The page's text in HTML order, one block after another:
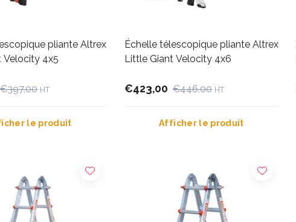
pliante Altrex
Velocity 4x5
€397,00 HT
le produit
Échelle télescopique pliante Altrex
Little Giant Velocity 4x6
€423,00 €446,00 HT
Afficher le produit